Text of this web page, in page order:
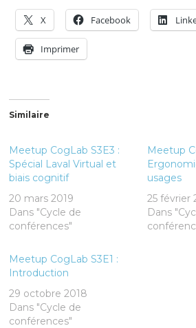
X Facebook
Imprimer
Similaire
Meetup CogLab S3E3 :
Spécial Laval Virtual et
biais cognitif
20 mars 2019
Dans "Cycle de
conférences"
Meetup
usages
25 février
Dans
Meetup CogLab S3E1 :
Introduction
29 octobre 2018
Dans "Cycle de
conférences"